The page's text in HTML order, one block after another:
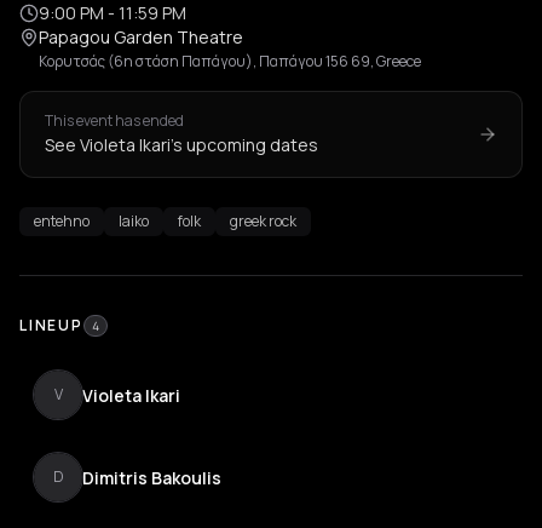
9:00 PM - 11:59 PM
Papagou Garden Theatre
Κορυτσάς (6η στάση Παπάγου), Παπάγου 156 69, Greece
This event has ended
See Violeta Ikari's upcoming dates
entehno laiko folk greek rock
LINEUP 4
V Violeta Ikari
D Dimitris Bakoulis